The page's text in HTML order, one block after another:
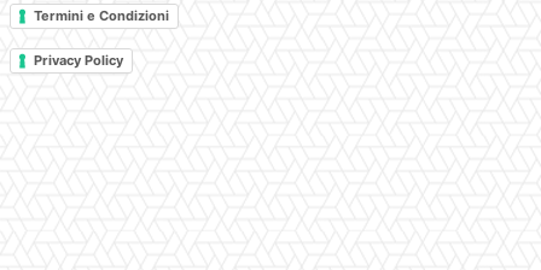
Termini e Condizioni
Privacy Policy